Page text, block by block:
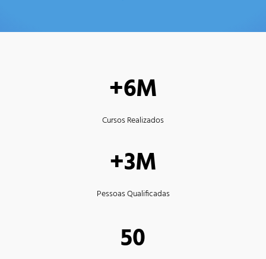
+6M
Cursos Realizados
+3M
Pessoas Qualificadas
50